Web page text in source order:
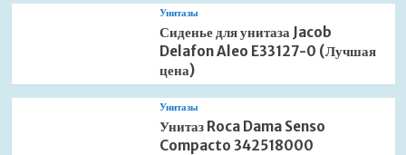
Унитазы
Сиденье для унитаза Jacob
Delafon Aleo E33127-0 (Лучшая
цена)
Унитазы
Унитаз Roca Dama Senso
Compacto 342518000